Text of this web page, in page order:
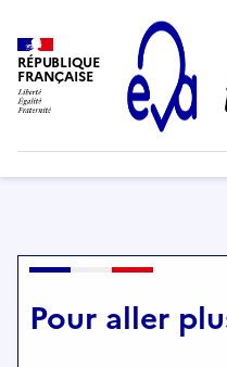
RÉPUBLIQUE
FRANÇAISE
Pour aller